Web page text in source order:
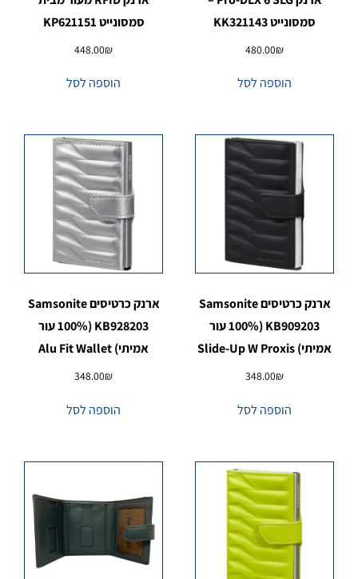
סמסונייט KK321143
480.00₪
הוספה לסל
סמסונייט KP621151
448.00₪
הוספה לסל
ארנק כרטיסים Samsonite
KB909203 (100% עור
אמיתי) Slide-Up W Proxis
348.00₪
הוספה לסל
ארנק כרטיסים Samsonite
KB928203 (100% עור
אמיתי) Alu Fit Wallet
348.00₪
הוספה לסל